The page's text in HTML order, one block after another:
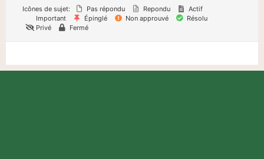
Icônes de sujet:
Pas répondu Repondu
Actif
Important
Épinglé Non approuvé
Résolu
Privé
Fermé